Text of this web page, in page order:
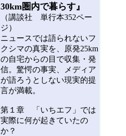
30km圏内で暮らす』
（講談社 単行本352ペー
ジ）
ニュースでは語られないフ
クシマの真実を、原発25km
の自宅からの目で収集・発
信。驚愕の事実、メディア
が語ろうとしない現実的提
言が満載。
第１章 「いちエフ」では
実際に何が起きていたの
か？